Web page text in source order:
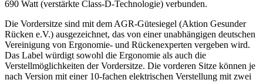
690 Watt (verstärkte Class-D-Technologie) verbunden.
Die Vordersitze sind mit dem AGR-Gütesiegel (Aktion Gesunder
Rücken e.V.) ausgezeichnet, das von einer unabhängigen deutschen
Vereinigung von Ergonomie- und Rückenexperten vergeben wird.
Das Label würdigt sowohl die Ergonomie als auch die
Verstellmöglichkeiten der Vordersitze. Die vorderen Sitze können je
nach Version mit einer 10-fachen elektrischen Verstellung mit zwei